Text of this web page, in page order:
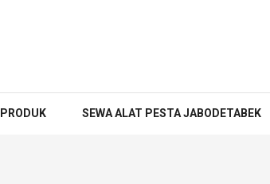
PRODUK SEWA ALAT PESTA JABODETABEK